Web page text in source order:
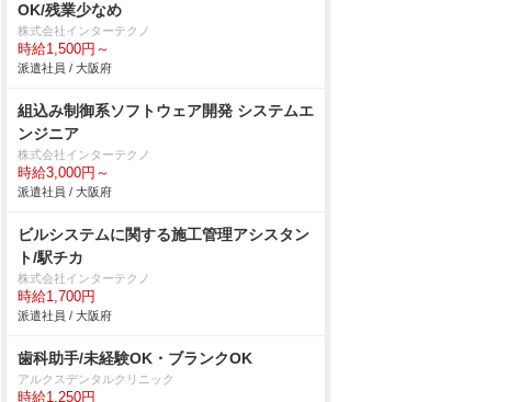
OK/残業少なめ
株式会社インターテクノ
時給1,500円～
派遣社員 / 大阪府
組込み制御系ソフトウェア開発 システムエ
ンジニア
株式会社インターテクノ
時給3,000円～
派遣社員 / 大阪府
ビルシステムに関する施工管理アシスタン
ト/駅チカ
株式会社インターテクノ
時給1,700円
派遣社員 / 大阪府
歯科助手/未経験OK・ブランクOK
アルクスデンタルクリニック
時給1,250円